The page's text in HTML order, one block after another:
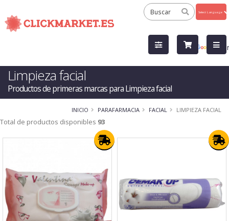
by
Limpieza facial
Productos de primeras marcas para Limpieza facial
INICIO PARAFARMACIA FACIAL LIMPIEZA FACIAL
Total de productos disponibles 93